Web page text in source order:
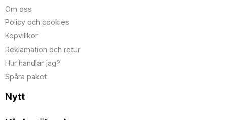
Om oss
Policy och cookies
Köpvillkor
Reklamation och retur
Hur handlar jag?
Spåra paket
Nytt